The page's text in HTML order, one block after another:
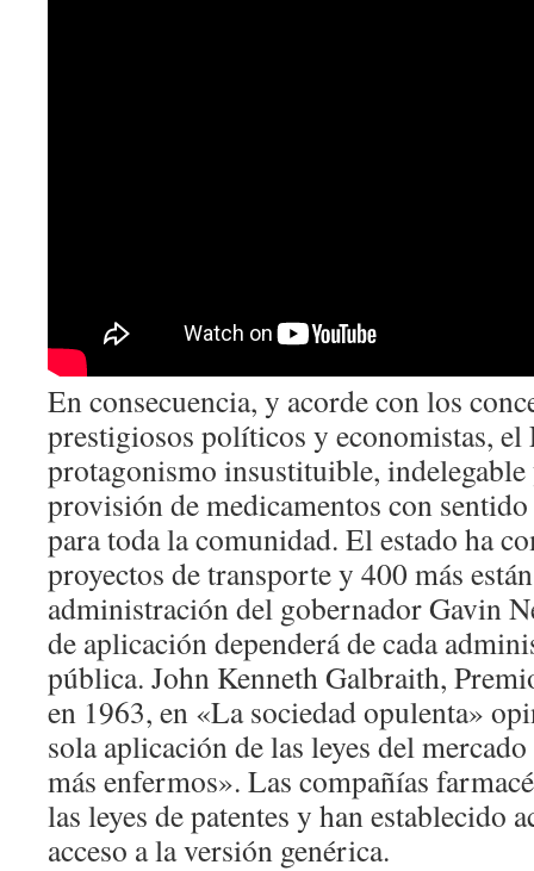
En consecuencia, y acorde con los
prestigiosos políticos y economistas, el
protagonismo insustituible,
provisión de medicamentos con
para toda la comunidad. El estado ha
proyectos de transporte y 400 más
administración del gobernador Gavin
de aplicación dependerá de cada
pública. John Kenneth Galbraith,
en 1963, en «La sociedad opulenta»
sola aplicación de las leyes del
más enfermos». Las compañías
las leyes de patentes y han establecido
acceso a la versión genérica.